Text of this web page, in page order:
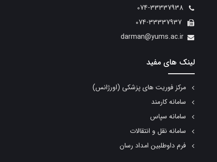
074-33337938
074-33337937
darman@yums.ac.ir
لینک های مفید
مرکز فوریت های پزشکی (اورژانس)
سامانه کارمند
سامانه سپاس
سامانه نقل و انتقالات
فرم داوطلبین امداد رسان